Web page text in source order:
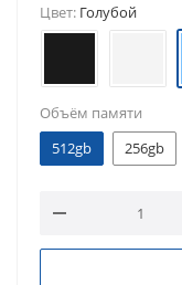
Цвет: Голубой
Объём памяти
512gb
256gb